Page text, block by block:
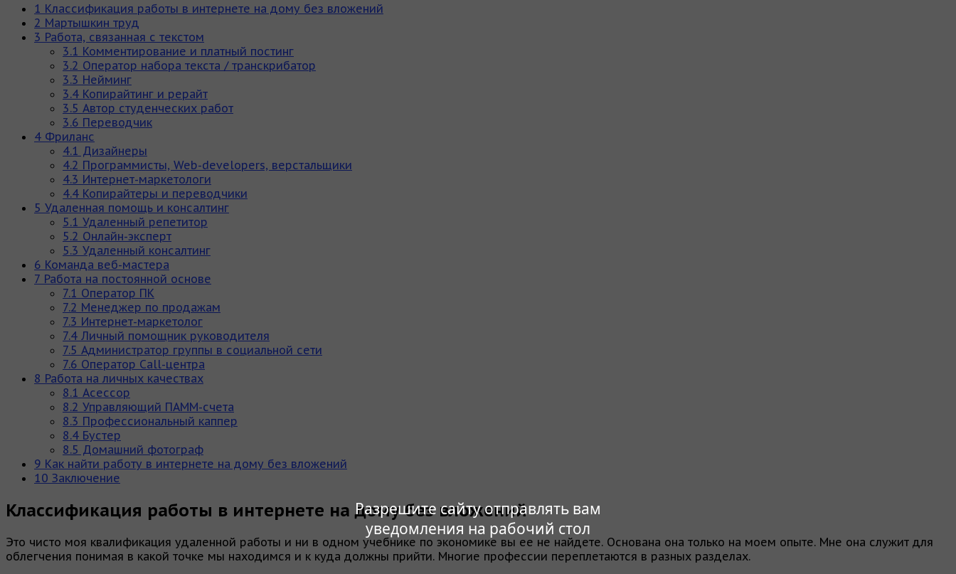
Разрешите сайту отправлять вам
уведомления на рабочий стол
1 Классификация работы в интернете на дому без вложений
2 Мартышкин труд
3 Работа, связанная с текстом
3.1 Комментирование и платный постинг
3.2 Оператор набора текста / транскрибатор
3.3 Нейминг
3.4 Копирайтинг и рерайт
3.5 Автор студенческих работ
3.6 Переводчик
4 Фриланс
4.1 Дизайнеры
4.2 Программисты, Web-developers, верстальщики
4.3 Интернет-маркетологи
4.4 Копирайтеры и переводчики
5 Удаленная помощь и консалтинг
5.1 Удаленный репетитор
5.2 Онлайн-эксперт
5.3 Удаленный консалтинг
6 Команда веб-мастера
7 Работа на постоянной основе
7.1 Оператор ПК
7.2 Менеджер по продажам
7.3 Интернет-маркетолог
7.4 Личный помощник руководителя
7.5 Администратор группы в социальной сети
7.6 Оператор Call-центра
8 Работа на личных качествах
8.1 Асессор
8.2 Управляющий ПАММ-счета
8.3 Профессиональный каппер
8.4 Бустер
8.5 Домашний фотограф
9 Как найти работу в интернете на дому без вложений
10 Заключение
Классификация работы в интернете на дому без вложений
Это чисто моя квалификация удаленной работы и ни в одном учебнике по экономике вы ее не найдете. Основана она только на моем опыте. Мне она служит для
облегчения понимая в какой точке мы находимся и к куда должны прийти. Многие профессии переплетаются в разных разделах.